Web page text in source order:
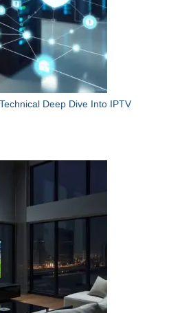
Deep Dive Into IPTV